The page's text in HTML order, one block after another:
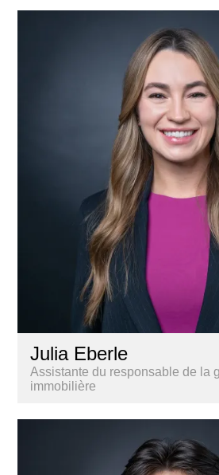
Julia Eberle
Assistante du responsable de la
immobilière